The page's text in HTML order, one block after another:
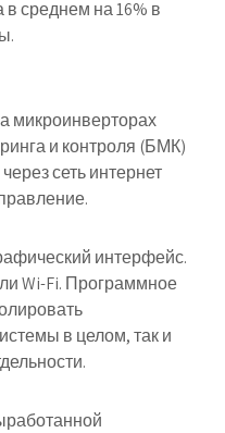
среднем на 16% в
микроинверторах
и контроля (БМК)
сеть интернет
интерфейс.
Wi-Fi. Программное
в целом, так и